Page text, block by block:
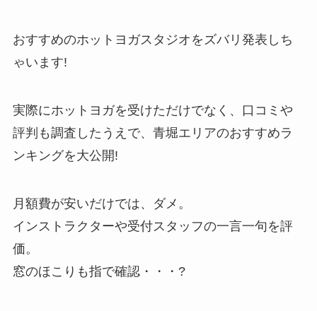
おすすめのホットヨガスタジオをズバリ発表しち
ゃいます!
実際にホットヨガを受けただけでなく、口コミや
評判も調査したうえで、青堀エリアのおすすめラ
ンキングを大公開!
月額費が安いだけでは、ダメ。
インストラクターや受付スタッフの一言一句を評
価。
窓のほこりも指で確認・・・?